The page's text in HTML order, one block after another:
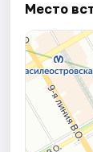
Место